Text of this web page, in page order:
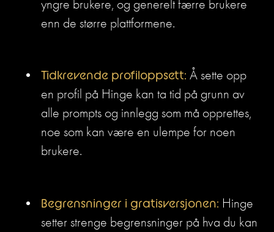
yngre brukere, og generelt færre brukere
enn de større plattformene.
Tidkrevende profiloppsett: Å sette opp
en profil på Hinge kan ta tid på grunn av
alle prompts og innlegg som må opprettes,
noe som kan være en ulempe for noen
brukere.
Begrensninger i gratisversjonen: Hinge
setter strenge begrensninger på hva du kan